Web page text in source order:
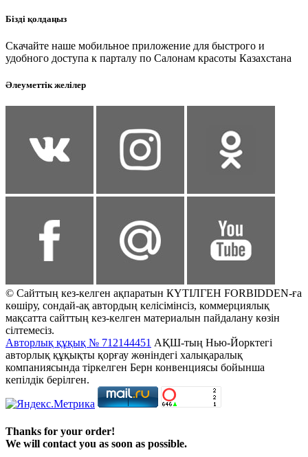
Бізді қолдаңыз
Скачайте наше мобильное приложение для быстрого и
удобного доступа к парталу по Салонам красоты Казахстана
Әлеуметтік желілер
© Сайттың кез-келген ақпаратын КҮТІЛГЕН FORBIDDEN-ға
көшіру, сондай-ақ автордың келісімінсіз, коммерциялық
мақсатта сайттың кез-келген материалын пайдалану көзін
сілтемесіз.
Авторлық құқық № 712144451 АҚШ-тың Нью-Йорктегі
авторлық құқықты қорғау жөніндегі халықаралық
компаниясында тіркелген Берн конвенциясы бойынша
кепілдік берілген.
Thanks for your order!
We will contact you as soon as possible.